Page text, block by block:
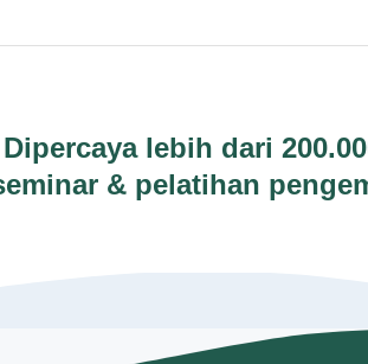
lebih dari
& pelatihan